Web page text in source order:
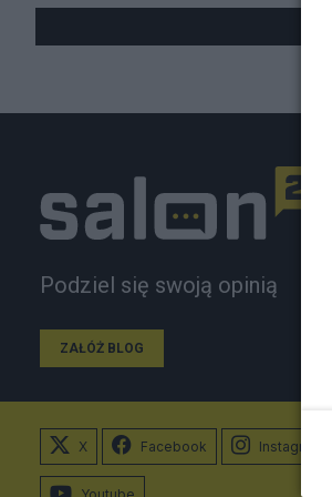
Podziel się swoją opinią
ZAŁÓŻ BLOG
X Facebook Instagram
Youtube